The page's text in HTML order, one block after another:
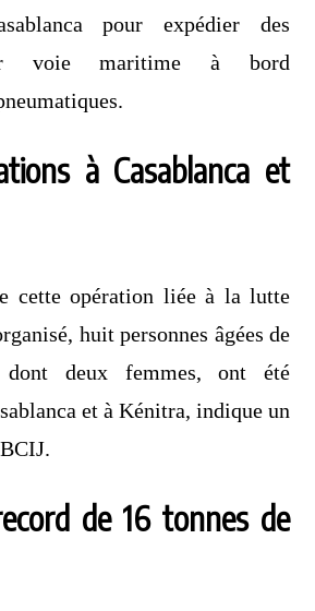
pour expédier des
voie maritime à bord
à Casablanca et
cette opération liée à la lutte
huit personnes âgées de
deux femmes, ont été
et à Kénitra, indique un
de 16 tonnes de